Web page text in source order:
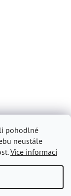
pohodlné
neustále
Více informací